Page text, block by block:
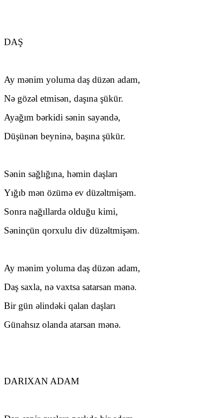
DAŞ
Ay mənim yoluma daş düzən adam,
Nə gözəl etmisən, daşına şükür.
Ayağım bərkidi sənin sayəndə,
Düşünən beyninə, başına şükür.
Sənin sağlığına, həmin daşları
Yığıb mən özümə ev düzəltmişəm.
Sonra nağıllarda olduğu kimi,
Səninçün qorxulu div düzəltmişəm.
Ay mənim yoluma daş düzən adam,
Daş saxla, nə vaxtsa satarsan mənə.
Bir gün əlindəki qalan daşları
Günahsız olanda atarsan mənə.
DARIXAN ADAM